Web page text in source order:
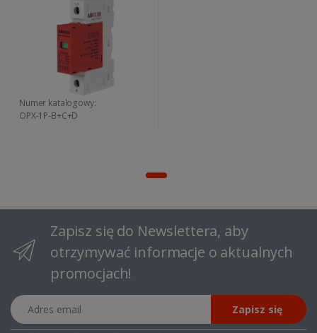
Numer katalogowy:
OPX-1P-B+C+D
Zapisz się do Newslettera, aby
otrzymywać informacje o aktualnych
promocjach!
Adres email
Zapisz się